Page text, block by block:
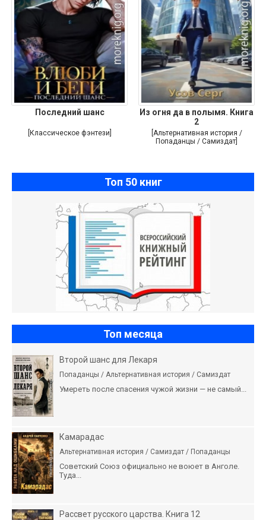
Последний шанс
[Классическое фэнтези]
Из огня да в полымя. Книга
2
[Альтернативная история /
Попаданцы / Самиздат]
Топ 50 книг
Топ месяца
Второй шанс для Лекаря
Попаданцы / Альтернативная история / Самиздат
Умереть после спасения чужой жизни — не самый...
Камарадас
Альтернативная история / Самиздат / Попаданцы
Советский Союз официально не воюет в Анголе.
Туда...
Рассвет русского царства. Книга 12